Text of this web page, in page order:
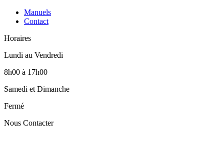
Manuels
Contact
Horaires
Lundi au Vendredi
8h00 à 17h00
Samedi et Dimanche
Fermé
Nous Contacter